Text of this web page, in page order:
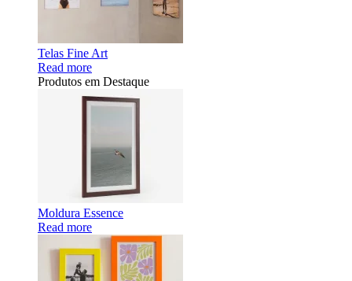
Telas Fine Art
Read more
Produtos em Destaque
Moldura Essence
Read more